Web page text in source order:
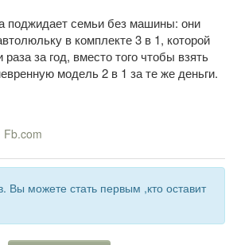
поджидает семьи без машины: они
в комплекте 3 в 1, которой
за год, вместо того чтобы взять
модель 2 в 1 за те же деньги.
Fb.com
Вы можете стать первым ,кто оставит